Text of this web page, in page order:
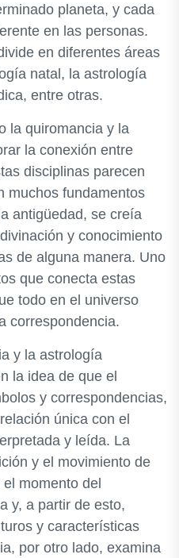
planeta, y cada
en las personas.
en diferentes áreas
natal, la astrología
entre otras.
la quiromancia y la
la conexión entre
disciplinas parecen
muchos fundamentos
antigüedad, se creía
y conocimiento
de alguna manera. Uno
que conecta estas
todo en el universo
correspondencia.
y la astrología
la idea de que el
y correspondencias,
única con el
y leída. La
y el movimiento de
momento del
y, a partir de esto,
y características
por otro lado, examina